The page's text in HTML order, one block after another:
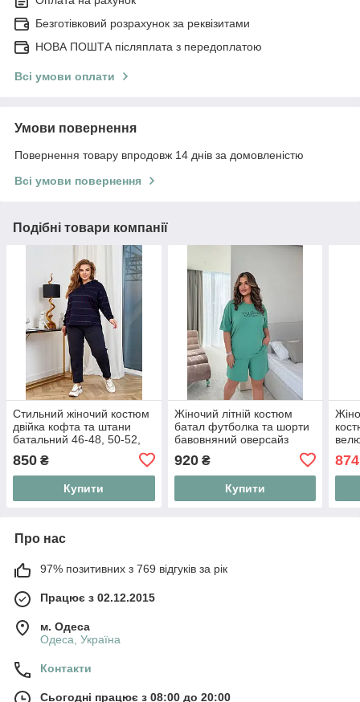
Безготівковий розрахунок за реквізитами
НОВА ПОШТА післяплата з передоплатою
Всі умови оплати
Умови повернення
Повернення товару впродовж 14 днів за домовленістю
Всі умови повернення
Подібні товари компанії
Стильний жіночий костюм
двійка кофта та штани
батальний 46-48, 50-52,
850 ₴
Купити
Жіночий літній костюм
батал футболка та шорти
бавовняний оверсайз
920₴
Купити
874
Про нас
97% позитивних з 769 відгуків за рік
Працює з 02.12.2015
м. Одеса
Одеса, Україна
Контакти
Сьогодні працює з 08:00 до 20:00